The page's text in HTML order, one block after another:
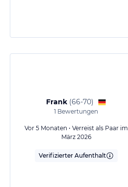
Frank (66-70)
1 Bewertungen
Vor 5 Monaten • Verreist als Paar im
März 2026
Verifizierter Aufenthalt